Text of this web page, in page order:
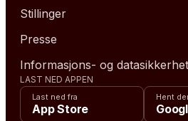
Stillinger
Presse
Informasjons- og datasikkerhet
LAST NED APPEN
Last ned fra
App Store
Hent